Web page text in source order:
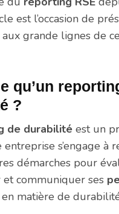
est l’occasion de
grande lignes de
qu’un
?
de durabilité est un
s’engage à
démarches pour
communiquer ses
en matière de